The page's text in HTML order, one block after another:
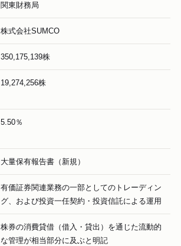
関東財務局
株式会社SUMCO
350,175,139株
19,274,256株
5.50％
大量保有報告書（新規）
有価証券関連業務の一部としてのトレーディン
グ、および投資一任契約・投資信託による運用
株券の消費貸借（借入・貸出）を通じた流動的
な管理が相当部分に及ぶと明記